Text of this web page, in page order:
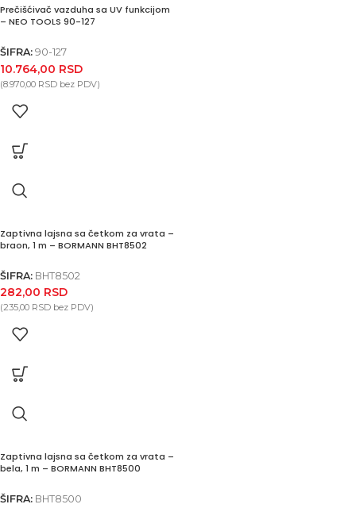
Prečišćivač vazduha sa UV funkcijom
– NEO TOOLS 90-127
ŠIFRA: 90-127
10.764,00 RSD
(8.970,00 RSD bez PDV)
Zaptivna lajsna sa četkom za vrata –
braon, 1 m – BORMANN BHT8502
ŠIFRA: BHT8502
282,00 RSD
(235,00 RSD bez PDV)
Zaptivna lajsna sa četkom za vrata –
bela, 1 m – BORMANN BHT8500
ŠIFRA: BHT8500